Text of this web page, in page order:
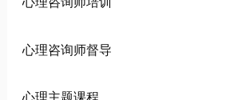
心理咨询师督导
心理主题课程